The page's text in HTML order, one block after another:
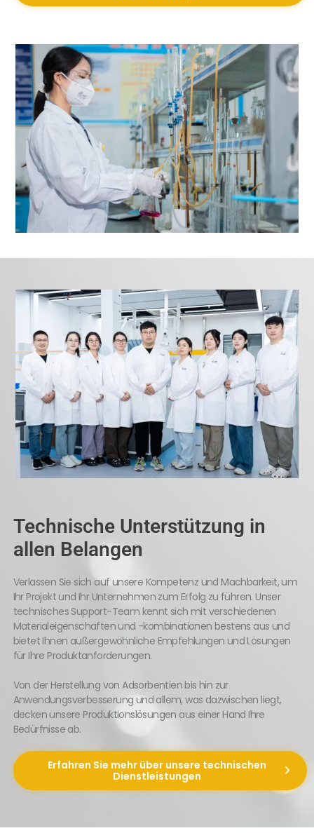
Technische Unterstützung in
allen Belangen
Verlassen Sie sich auf unsere Kompetenz und Machbarkeit, um
Ihr Projekt und Ihr Unternehmen zum Erfolg zu führen. Unser
technisches Support-Team kennt sich mit verschiedenen
Materialeigenschaften und -kombinationen bestens aus und
bietet Ihnen außergewöhnliche Empfehlungen und Lösungen
für Ihre Produktanforderungen.
Von der Herstellung von Adsorbentien bis hin zur
Anwendungsverbesserung und allem, was dazwischen liegt,
decken unsere Produktionslösungen aus einer Hand Ihre
Bedürfnisse ab.
Erfahren Sie mehr über unsere technischen
Dienstleistungen